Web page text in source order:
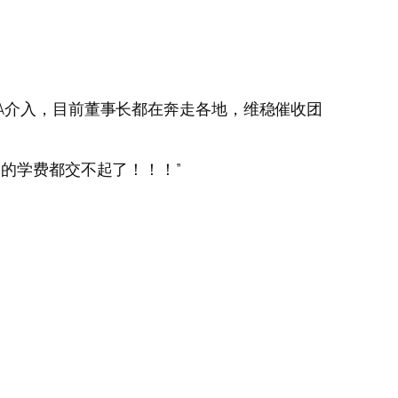
入，目前董事长都在奔走各地，维稳催收团
学费都交不起了！！！”